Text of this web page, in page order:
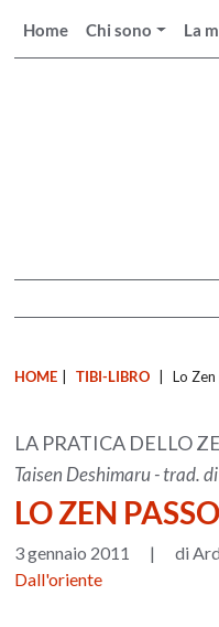
Home Chi sono La
HOME TIBI-LIBRO Lo
LA PRATICA DELLO
Taisen Deshimaru - trad.
LO ZEN
3 gennaio 2011 |
di
Dall'oriente